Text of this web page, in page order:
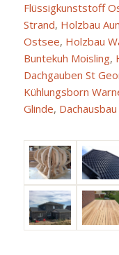
Flüssigkunststoff
Strand, Holzbau
Ostsee, Holzbau
Buntekuh Moisling,
Dachgauben St
Kühlungsborn
Glinde,